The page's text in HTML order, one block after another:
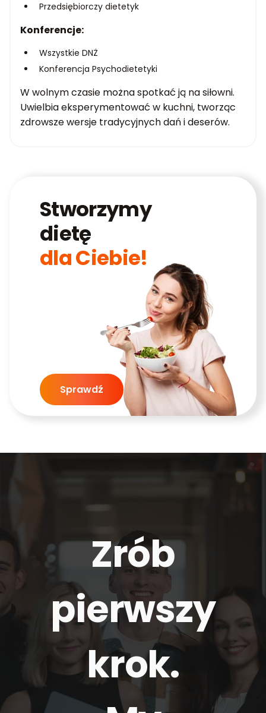
Przedsiębiorczy dietetyk
Konferencje:
Wszystkie DNŻ
Konferencja Psychodietetyki
W wolnym czasie można spotkać ją na siłowni.
Uwielbia eksperymentować w kuchni, tworząc
zdrowsze wersje tradycyjnych dań i deserów.
Stworzymy
dietę
dla Ciebie!
Sprawdź
Zrób
pierwszy
krok.